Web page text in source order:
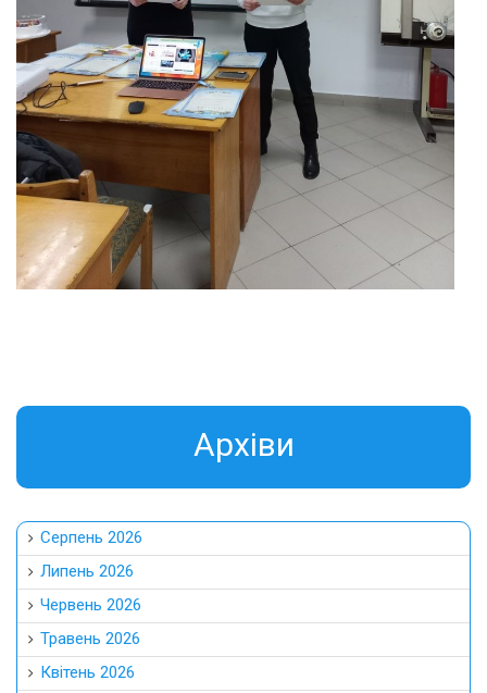
Aрхіви
Серпень 2026
Липень 2026
Червень 2026
Травень 2026
Квітень 2026